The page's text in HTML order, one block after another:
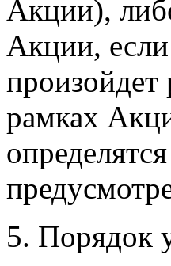
Акции),
Акции,
рамках
5. Порядок